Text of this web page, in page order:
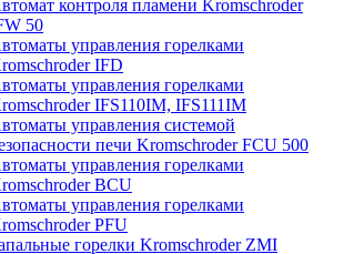
контроля пламени Kromschroder
50
управления горелками
IFD
управления горелками
IFS110IM, IFS111IM
управления системой
печи Kromschroder FCU 500
управления горелками
BCU
управления горелками
PFU
горелки Kromschroder ZМI